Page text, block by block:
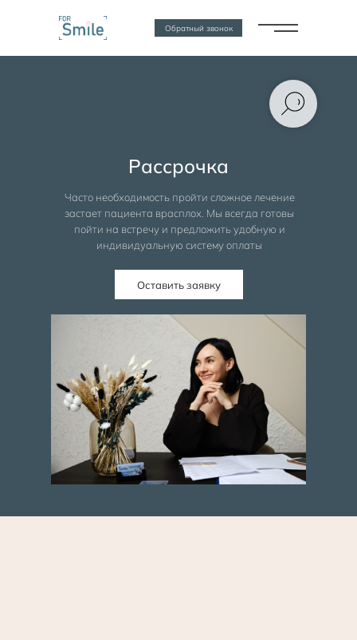
Обратный звонок
Рассрочка
Часто необходимость пройти сложное лечение
застает пациента врасплох. Мы всегда готовы
пойти на встречу и предложить удобную и
индивидуальную систему оплаты
Оставить заявку